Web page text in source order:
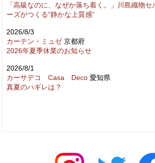
「高級なのに、なぜか落ち着く。」川島織物セ
ーズがつくる“静かな上質感”
2026/8/3
カーテン・ミュゼ 京都府
2026年夏季休業のお知らせ
2026/8/1
カーサデコ Casa Deco 愛知県
真夏のハギレは？